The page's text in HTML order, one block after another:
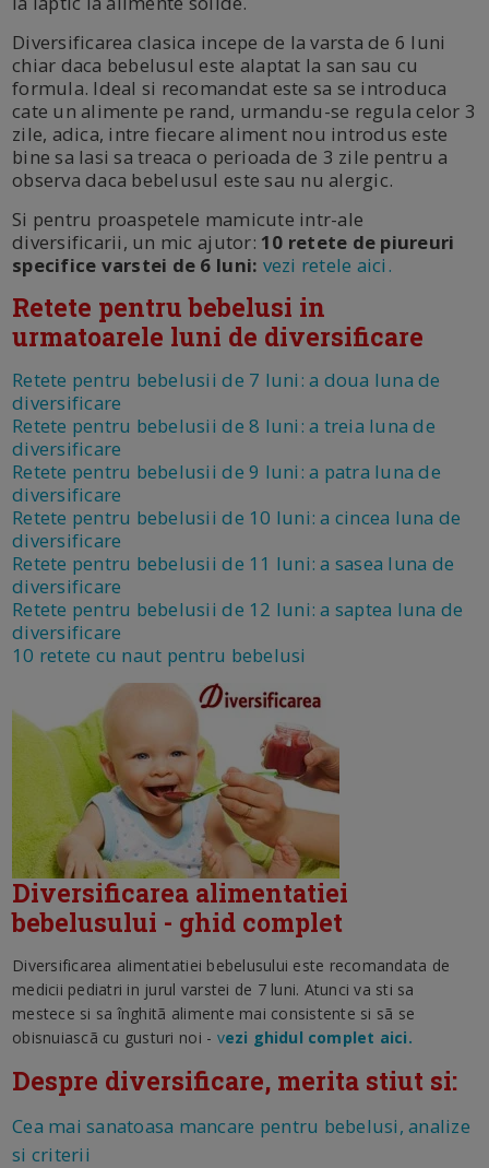
Diversificarea clasica incepe de la varsta de 6 luni
chiar daca bebelusul este alaptat la san sau cu
formula. Ideal si recomandat este sa se introduca
cate un alimente pe rand, urmandu-se regula celor 3
zile, adica, intre fiecare aliment nou introdus este
bine sa lasi sa treaca o perioada de 3 zile pentru a
observa daca bebelusul este sau nu alergic.
Si pentru proaspetele mamicute intr-ale
diversificarii, un mic ajutor: 10 retete de piureuri
specifice varstei de 6 luni: vezi retele aici.
Retete pentru bebelusi in
urmatoarele luni de diversificare
Retete pentru bebelusii de 7 luni: a doua luna de
diversificare
Retete pentru bebelusii de 8 luni: a treia luna de
diversificare
Retete pentru bebelusii de 9 luni: a patra luna de
diversificare
Retete pentru bebelusii de 10 luni: a cincea luna de
diversificare
Retete pentru bebelusii de 11 luni: a sasea luna de
diversificare
Retete pentru bebelusii de 12 luni: a saptea luna de
diversificare
10 retete cu naut pentru bebelusi
Diversificarea alimentatiei
bebelusului - ghid complet
Diversificarea alimentatiei bebelusului este recomandata de
medicii pediatri in jurul varstei de 7 luni. Atunci va sti sa
mestece si sa înghitã alimente mai consistente si sã se
obisnuiascã cu gusturi noi - vezi ghidul complet aici.
Despre diversificare, merita stiut si:
Cea mai sanatoasa mancare pentru bebelusi, analize
si criterii